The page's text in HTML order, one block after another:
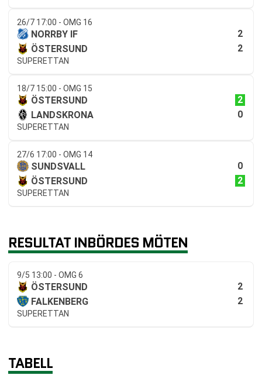
26/7 17:00 - OMG 16
NORRBY IF
2
ÖSTERSUND
2
SUPERETTAN
18/7 15:00 - OMG 15
ÖSTERSUND
2
LANDSKRONA
0
SUPERETTAN
27/6 17:00 - OMG 14
SUNDSVALL
0
ÖSTERSUND
2
SUPERETTAN
RESULTAT INBÖRDES MÖTEN
9/5 13:00 - OMG 6
ÖSTERSUND
2
FALKENBERG
2
SUPERETTAN
TABELL